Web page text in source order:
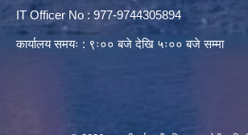
IT Officer No : 977-9744305894
कार्यालय समयः : ९ः०० बजे देखि ५ः०० बजे सम्मा